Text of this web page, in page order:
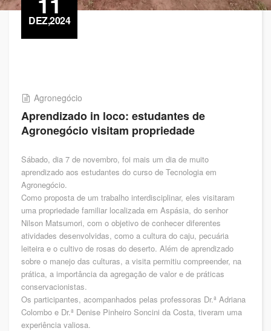
DEZ,2024
Agronegócio
Aprendizado in loco: estudantes de
Agronegócio visitam propriedade
Sábado, dia 7 de novembro, foi mais um dia de muito
aprendizado aos estudantes do curso de Tecnologia em
Agronegócio.
Como proposta de um trabalho interdisciplinar, eles visitaram
uma propriedade familiar localizada em Aspásia, do senhor
Nilson Matsumori, com o objetivo de conhecer diferentes
atividades desenvolvidas, como a cultura do caju, pecuária
leiteira e o cultivo de rosas do deserto. Além de aprendizado
sobre o manejo das culturas, a visita permitiu compreender, na
prática, a importância da agregação de valor e de práticas
conservacionistas.
Os participantes, acompanhados pelas professoras Dr.ª Adriana
Colombo e Dr.ª Denise Pinheiro Soncini da Costa, tiveram uma
experiência valiosa.